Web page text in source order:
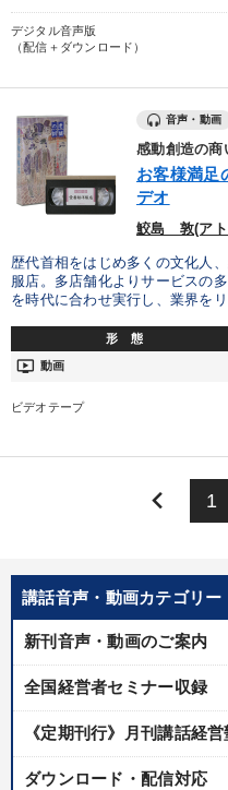
講話音声・動画カテゴリー
新刊音声・動画のご案内
全国経営者セミナー収録
《定期刊行》月刊講話経営
ダウンロード・配信対応
デジタル音声版
（配信＋ダウンロード）
音声・動画
感動創造の商
お客様満
デオ
鮫島 敦(アト
歴代首相をはじめ多くの文化人
服店。多店舗化よりサービスの
を時代に合わせ実行し、業界を
形 態
ondemand_video 動画
ビデオテープ
keyboard_arrow_left 1